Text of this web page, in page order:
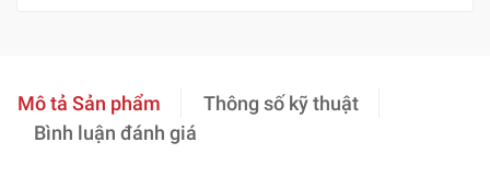
Mô tả Sản phẩm
Thông số kỹ thuật
Bình luận đánh giá